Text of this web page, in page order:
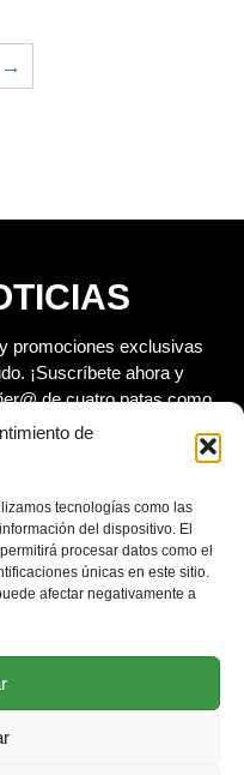
de
tecnologías como las
del dispositivo. El
procesar datos como el
únicas en este sitio.
afectar negativamente a
→
promociones exclusivas
¡Suscríbete ahora y
de cuatro patas como
de planvip.es